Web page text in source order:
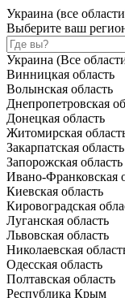
Украина (все
Выберите ваш
Украина (Все
Винницкая область
Волынская область
Днепропетровская
Донецкая область
Житомирская
Закарпатская область
Запорожская область
Ивано-Франковская
Киевская область
Кировоградская
Луганская область
Львовская область
Николаевская
Одесская область
Полтавская область
Республика Крым